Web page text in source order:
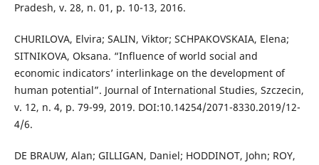
Pradesh, v. 28, n. 01, p. 10-13, 2016.
CHURILOVA, Elvira; SALIN, Viktor; SCHPAKOVSKAIA, Elena;
SITNIKOVA, Oksana. “Influence of world social and
economic indicators’ interlinkage on the development of
human potential”. Journal of International Studies, Szczecin,
v. 12, n. 4, p. 79-99, 2019. DOI:10.14254/2071-8330.2019/12-
4/6.
DE BRAUW, Alan; GILLIGAN, Daniel; HODDINOT, John; ROY,